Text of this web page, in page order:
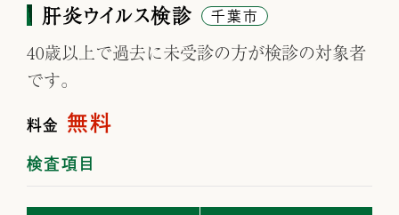
肝炎ウイルス検診 千葉市
40歳以上で過去に未受診の方が検診の対象者
です。
料金 無料
検査項目